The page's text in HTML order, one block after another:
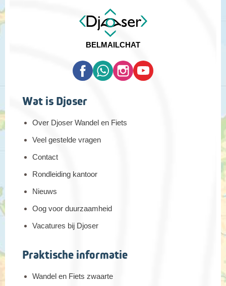
BELMAILCHAT
Wat is Djoser
Over Djoser Wandel en Fiets
Veel gestelde vragen
Contact
Rondleiding kantoor
Nieuws
Oog voor duurzaamheid
Vacatures bij Djoser
Praktische informatie
Wandel en Fiets zwaarte